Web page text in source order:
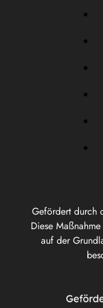
Gefördert durch
Diese
auf der